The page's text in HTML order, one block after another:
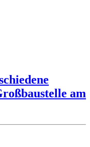
am